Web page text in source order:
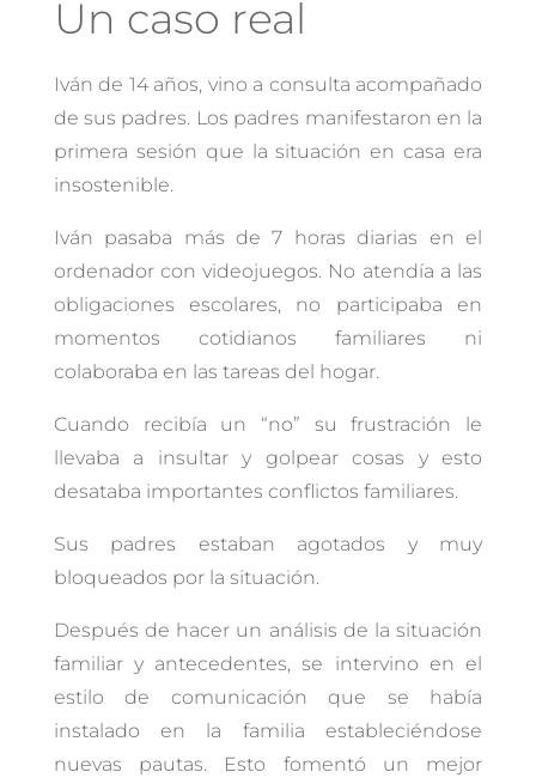
Un caso real
Iván de 14 años, vino a consulta acompañado
de sus padres. Los padres manifestaron en la
primera sesión que la situación en casa era
insostenible.
Iván pasaba más de 7 horas diarias en el
ordenador con videojuegos. No atendía a las
obligaciones escolares, no participaba en
momentos cotidianos familiares ni
colaboraba en las tareas del hogar.
Cuando recibía un “no” su frustración le
llevaba a insultar y golpear cosas y esto
desataba importantes conflictos familiares.
Sus padres estaban agotados y muy
bloqueados por la situación.
Después de hacer un análisis de la situación
familiar y antecedentes, se intervino en el
estilo de comunicación que se había
instalado en la familia estableciéndose
nuevas pautas. Esto fomentó un mejor